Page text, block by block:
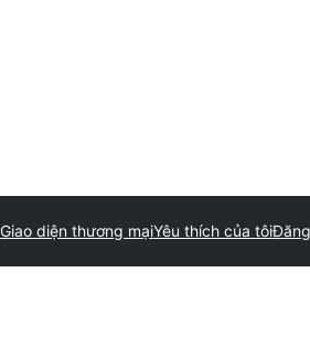
Giao diện thương mạiYêu thích của tôi